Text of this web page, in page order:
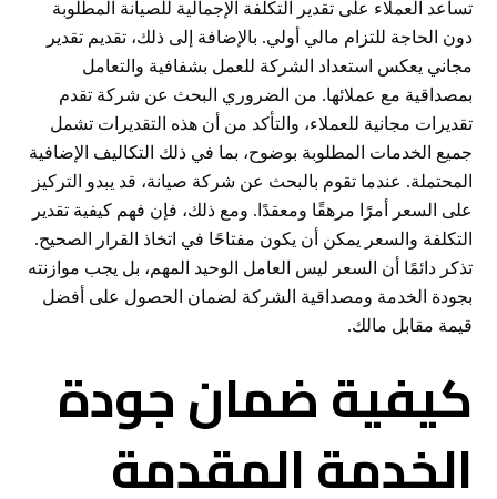
تساعد العملاء على تقدير التكلفة الإجمالية للصيانة المطلوبة
دون الحاجة للتزام مالي أولي. بالإضافة إلى ذلك، تقديم تقدير
مجاني يعكس استعداد الشركة للعمل بشفافية والتعامل
بمصداقية مع عملائها. من الضروري البحث عن شركة تقدم
تقديرات مجانية للعملاء، والتأكد من أن هذه التقديرات تشمل
جميع الخدمات المطلوبة بوضوح، بما في ذلك التكاليف الإضافية
المحتملة. عندما تقوم بالبحث عن شركة صيانة، قد يبدو التركيز
على السعر أمرًا مرهقًا ومعقدًا. ومع ذلك، فإن فهم كيفية تقدير
التكلفة والسعر يمكن أن يكون مفتاحًا في اتخاذ القرار الصحيح.
تذكر دائمًا أن السعر ليس العامل الوحيد المهم، بل يجب موازنته
بجودة الخدمة ومصداقية الشركة لضمان الحصول على أفضل
قيمة مقابل مالك.
كيفية ضمان جودة
الخدمة المقدمة